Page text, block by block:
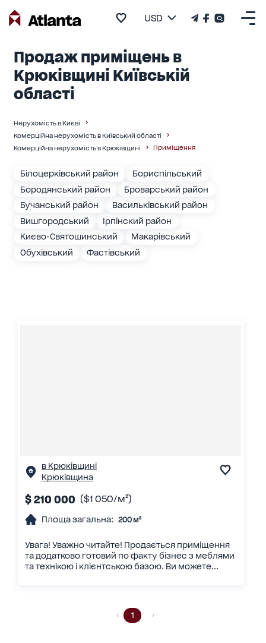
USD
Продаж приміщень в
Крюківщині Київській
області
Нерухомість в Києві
Комерційна нерухомість в Київський області
Комерційна нерухомість в Крюківщині
Приміщення
Білоцерківський район
Бориспільський
Бородянський район
Броварський район
Бучанський район
Васильківський район
Вишгородський
Ірпінский район
Києво-Святошинський
Макарівський
Обухівський
Фастівський
в Крюківщині
Крюківщина
$ 210 000 ($1 050/м²)
Площа загальна: 200 м²
Увага! Уважно читайте! Продається приміщення
та додатково готовий по факту бізнес з меблями
та технікою і клієнтською базою. Ви можете...
1